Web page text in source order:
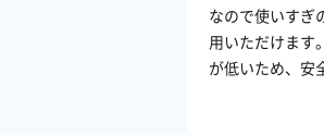
なので使いすぎ
用いただけます
が低いため、安